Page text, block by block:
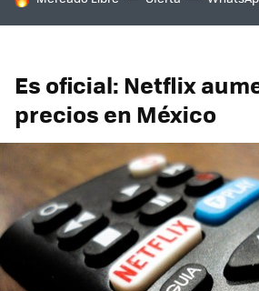
Es oficial: Netflix
precios en México